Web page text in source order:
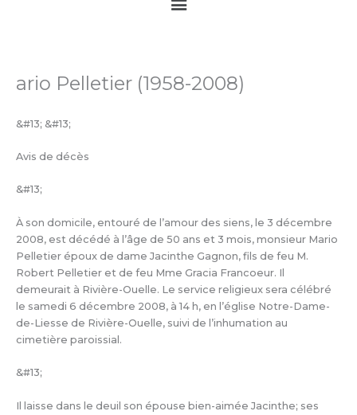
ario Pelletier (1958-2008)
&#13; &#13;
Avis de décès
&#13;
À son domicile, entouré de l’amour des siens, le 3 décembre
2008, est décédé à l’âge de 50 ans et 3 mois, monsieur Mario
Pelletier époux de dame Jacinthe Gagnon, fils de feu M.
Robert Pelletier et de feu Mme Gracia Francoeur. Il
demeurait à Rivière-Ouelle. Le service religieux sera célébré
le samedi 6 décembre 2008, à 14 h, en l’église Notre-Dame-
de-Liesse de Rivière-Ouelle, suivi de l’inhumation au
cimetière paroissial.
&#13;
Il laisse dans le deuil son épouse bien-aimée Jacinthe; ses